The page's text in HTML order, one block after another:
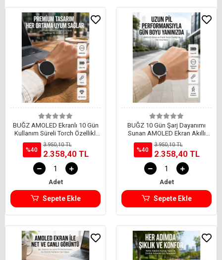
BUĞZ AMOLED Ekranlı 10 Gün
Kullanım Süreli Torch Özellikli
Akıllı Saat Yeni Nesil
%40
3.950,10 TL
2.358,40 TL
Adet
Sepete Ekle
BUĞZ 10 Gün Şarj Dayanımı
Sunan AMOLED Ekran Akıllı
Saat Yeni Nesil
%40
3.950,10 TL
2.358,40 TL
Adet
Sepete Ekle